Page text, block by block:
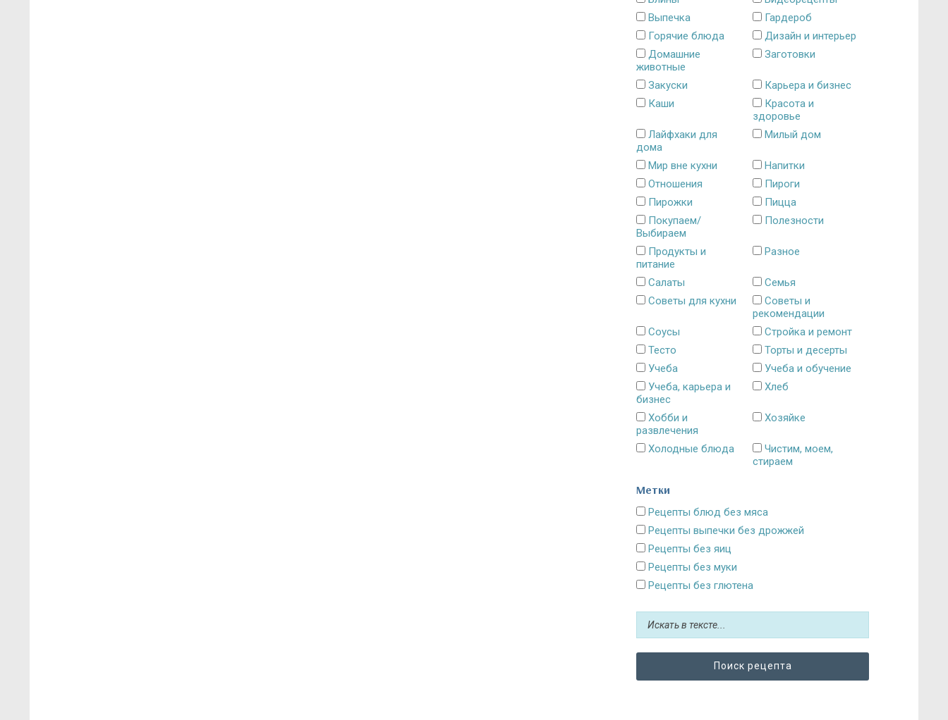
Выпечка
Гардероб
Горячие блюда
Дизайн и интерьер
Домашние
животные
Заготовки
Закуски
Карьера и бизнес
Каши
Красота и
здоровье
Лайфхаки для
дома
Милый дом
Мир вне кухни
Напитки
Отношения
Пироги
Пирожки
Пицца
Покупаем/
Выбираем
Полезности
Продукты и
питание
Разное
Салаты
Семья
Советы для кухни
Советы и
рекомендации
Соусы
Стройка и ремонт
Тесто
Торты и десерты
Учеба
Учеба и обучение
Учеба, карьера и
бизнес
Хлеб
Хобби и
развлечения
Хозяйке
Холодные блюда
Чистим, моем,
стираем
Метки
Блюда без картошки
Рецепты без выпечки
Рецепты без глютена
Рецепты без грибов
Рецепты без муки
Рецепты без яиц
Рецепты блюд без мяса
Рецепты выпечки без дрожжей